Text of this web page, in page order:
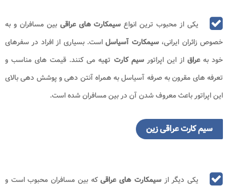
یکی از محبوب ترین انواع سیمکارت های عراقی بین مسافران و به
خصوص زائران ایرانی،سیمکارت آسیاسل است. بسیاری از افراد در سفرهای
خود بهعراقاز این اپراتورسیم کارت تهیه می کنند. قیمت های مناسب و
تعرفه های مقرون به صرفه آسیاسل به همراه آنتن دهی و پوشش دهی بالای
این اپراتور باعث معروف شدن آن در بین مسافران شده است.
سیم کارت عراقی زین
یکی دیگر ازسیمکارت های عراقیکه بین مسافران محبوب است و